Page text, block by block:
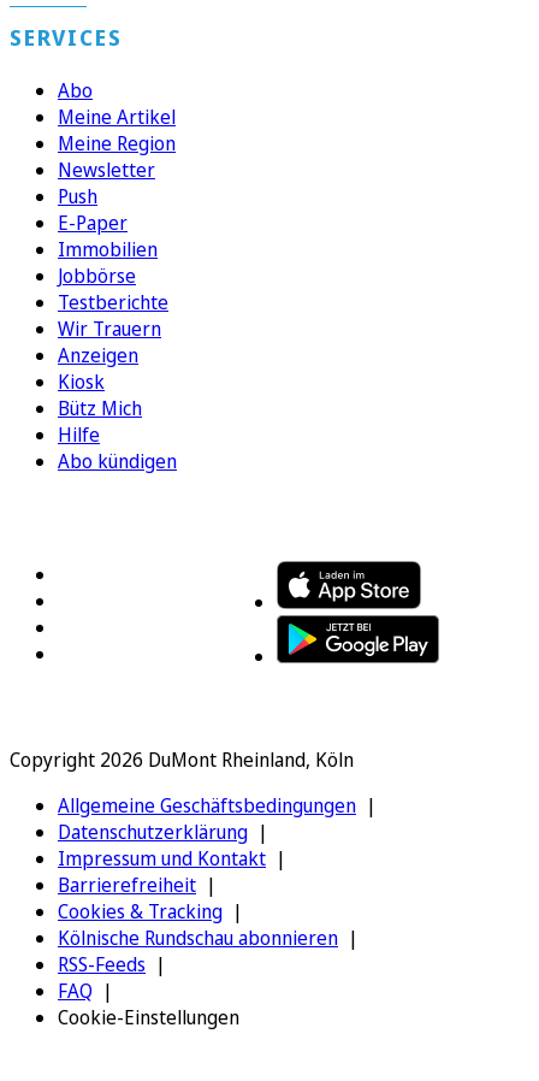
SERVICES
Abo
Meine Artikel
Meine Region
Newsletter
Push
E-Paper
Immobilien
Jobbörse
Testberichte
Wir Trauern
Anzeigen
Kiosk
Bütz Mich
Hilfe
Abo kündigen
Copyright 2026 DuMont Rheinland, Köln
Allgemeine Geschäftsbedingungen
Datenschutzerklärung
Impressum und Kontakt
Barrierefreiheit
Cookies & Tracking
Kölnische Rundschau abonnieren
RSS-Feeds
FAQ
Cookie-Einstellungen